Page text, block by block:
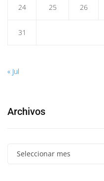
24 25 26
31
« Jul
Archivos
Seleccionar mes